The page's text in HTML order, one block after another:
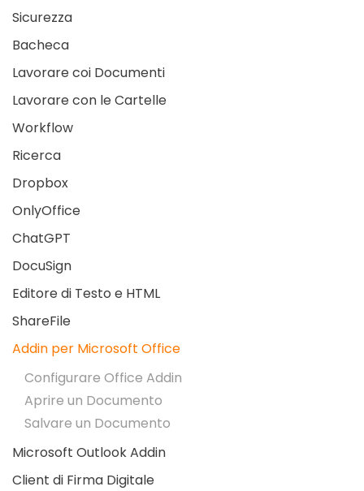
Sicurezza
Bacheca
Lavorare coi Documenti
Lavorare con le Cartelle
Workflow
Ricerca
Dropbox
OnlyOffice
ChatGPT
DocuSign
Editore di Testo e HTML
ShareFile
Addin per Microsoft Office
Configurare Office Addin
Aprire un Documento
Salvare un Documento
Microsoft Outlook Addin
Client di Firma Digitale